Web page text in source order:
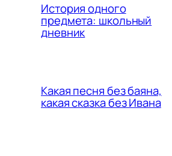
История одного
предмета: школьный
дневник
Какая песня без баяна,
какая сказка без Ивана